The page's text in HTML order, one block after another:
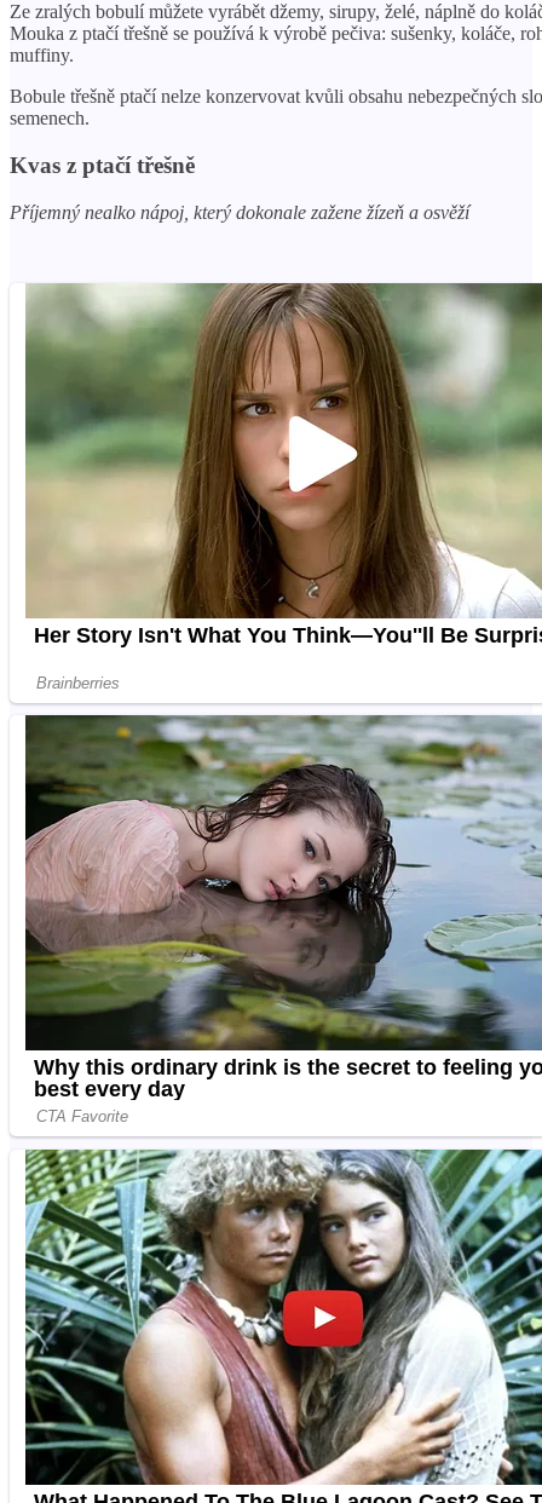
Ze zralých bobulí můžete vyrábět džemy, sirupy, želé, náplně do
Mouka z ptačí třešně se používá k výrobě pečiva: sušenky, koláče,
muffiny.
Bobule třešně ptačí nelze konzervovat kvůli obsahu nebezpečných
semenech.
Kvas z ptačí třešně
Příjemný nealko nápoj, který dokonale zažene žízeň a osvěží